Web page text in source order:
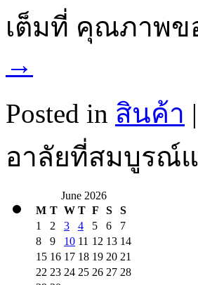
เต็มที่ คุณภาพข
→
Posted in สินค้า |
อาลัยที่สมบูรณ์
June 2026
M T W T F S
S
1
2 3 4 5 6
7
8
9 10 11 12 13 14
15 16 17 18 19 20 21
22 23 24 25 26 27 28